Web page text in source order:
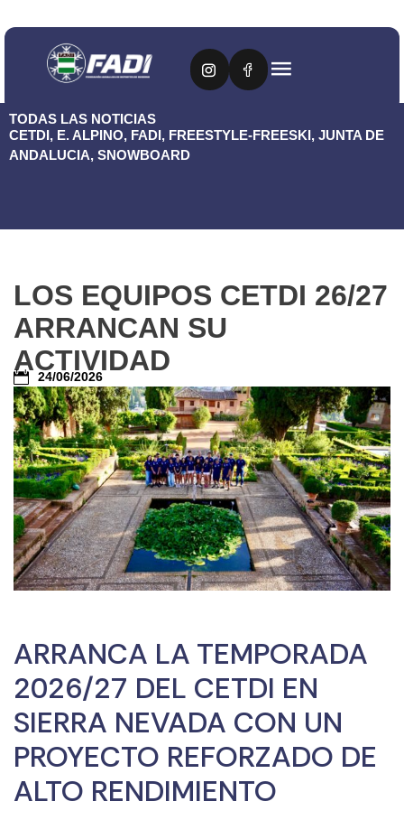
TODAS LAS NOTICIAS
CETDI, E. ALPINO, FADI, FREESTYLE-FREESKI, JUNTA DE
ANDALUCIA, SNOWBOARD
LOS EQUIPOS CETDI 26/27
ARRANCAN SU
ACTIVIDAD
24/06/2026
ARRANCA LA TEMPORADA
2026/27 DEL CETDI EN
SIERRA NEVADA CON UN
PROYECTO REFORZADO DE
ALTO RENDIMIENTO